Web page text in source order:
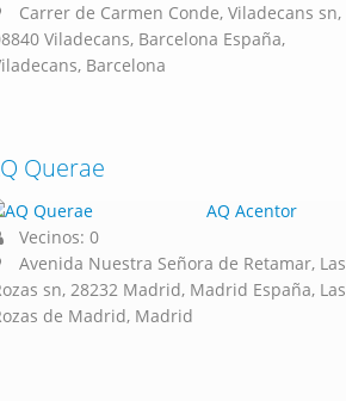
Carrer de Carmen Conde, Viladecans sn,
Viladecans, Barcelona España,
Barcelona
Querae
AQ Acentor
Vecinos: 0
Avenida Nuestra Señora de Retamar, Las
sn, 28232 Madrid, Madrid España, Las
de Madrid, Madrid